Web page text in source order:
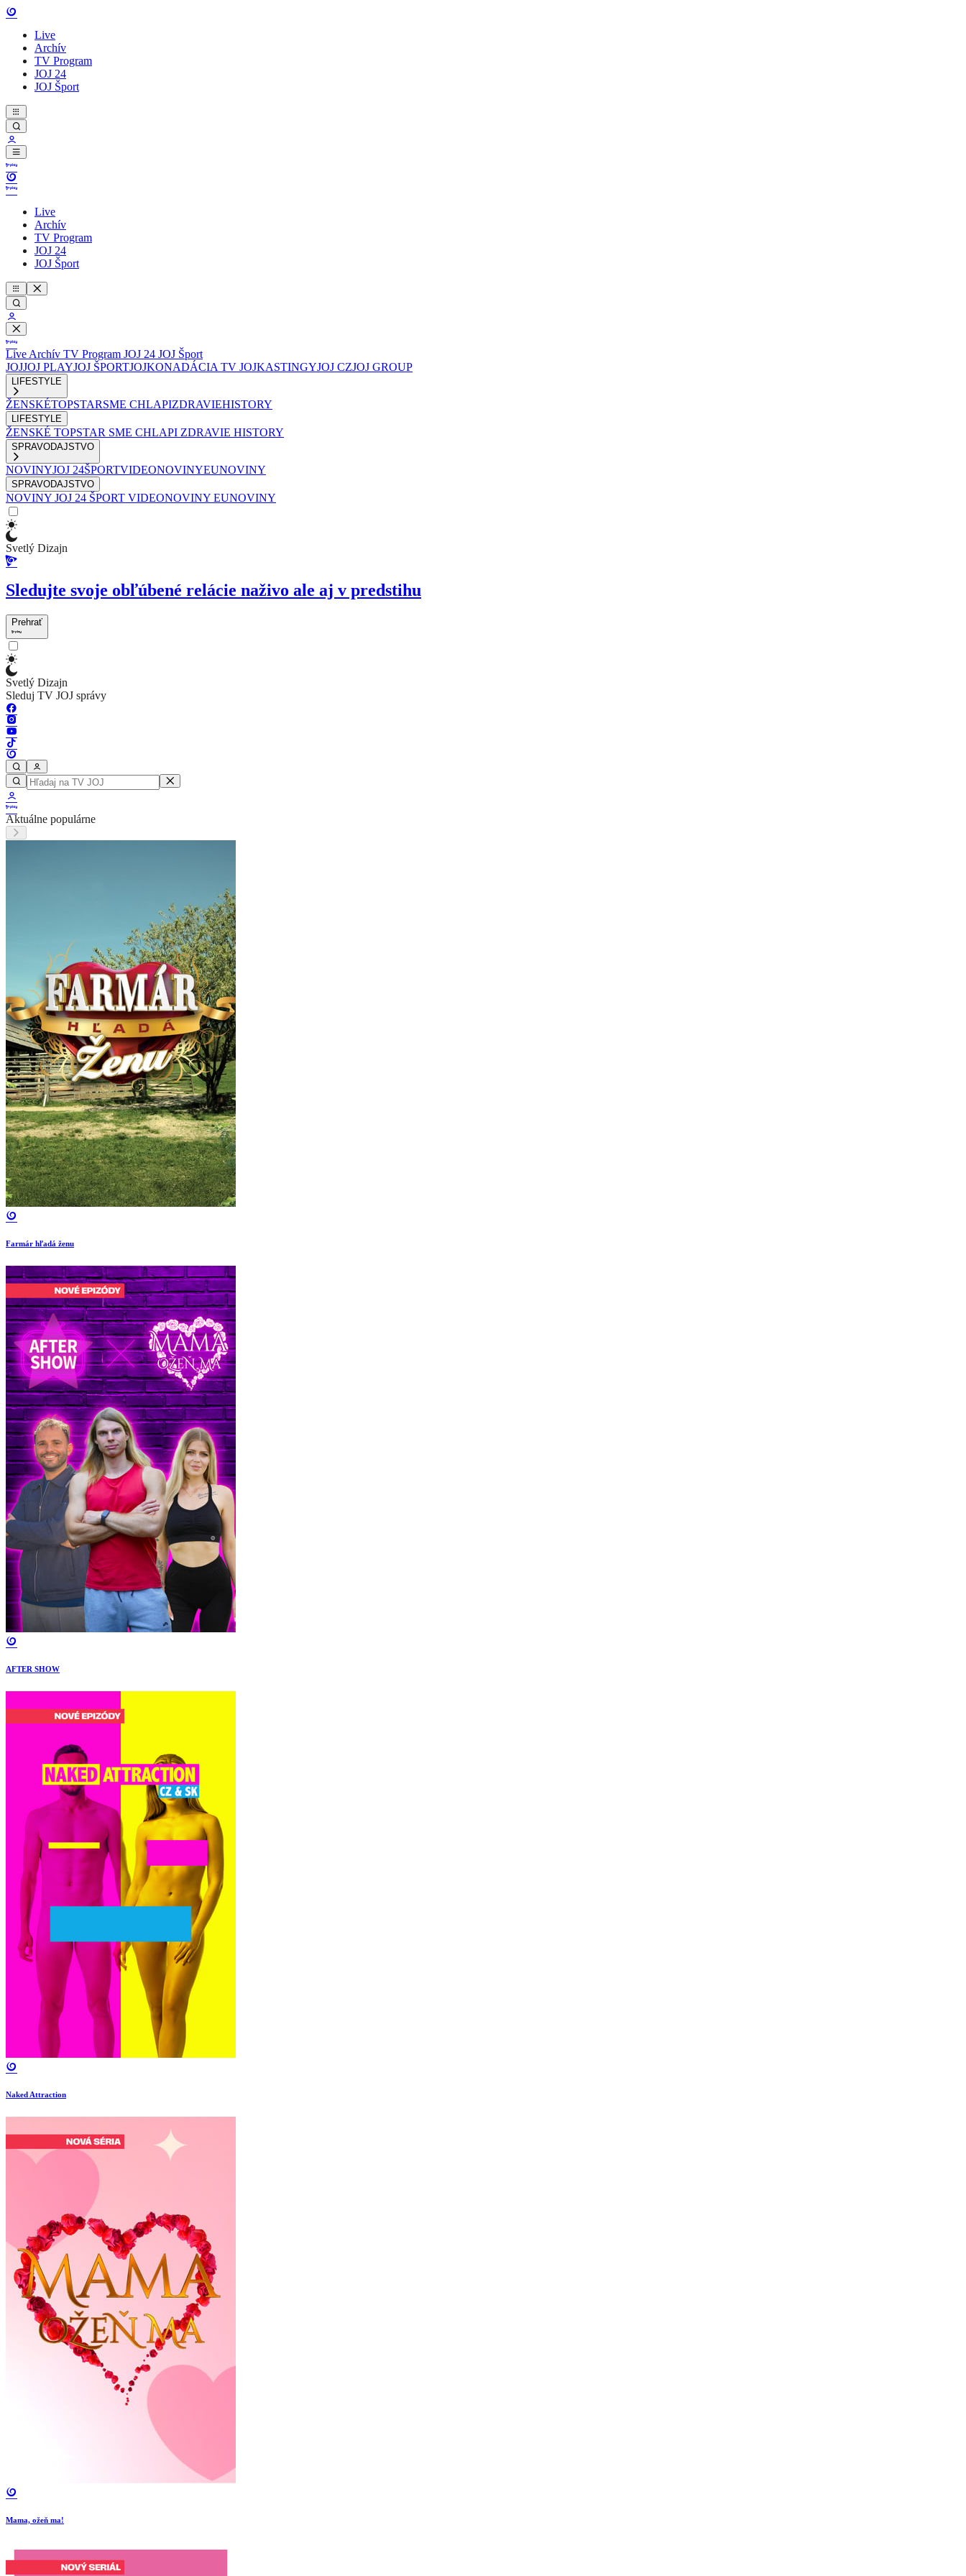
Live
Archív
TV Program
JOJ 24
JOJ Šport
Live
Archív
TV Program
JOJ 24
JOJ Šport
Live Archív TV Program JOJ 24 JOJ Šport
JOJJOJ PLAYJOJ ŠPORTJOJKONADÁCIA TV JOJKASTINGYJOJ CZJOJ GROUP
LIFESTYLE
ŽENSKÉTOPSTARSME CHLAPIZDRAVIEHISTORY
LIFESTYLE
ŽENSKÉ TOPSTAR SME CHLAPI ZDRAVIE HISTORY
SPRAVODAJSTVO
NOVINYJOJ 24ŠPORTVIDEONOVINYEUNOVINY
SPRAVODAJSTVO
NOVINY JOJ 24 ŠPORT VIDEONOVINY EUNOVINY
Svetlý Dizajn
Sledujte svoje obľúbené relácie naživo ale aj v predstihu
Prehrať
Svetlý Dizajn
Sleduj TV JOJ správy
Aktuálne populárne
Farmár hľadá ženu
AFTER SHOW
Naked Attraction
Mama, ožeň ma!